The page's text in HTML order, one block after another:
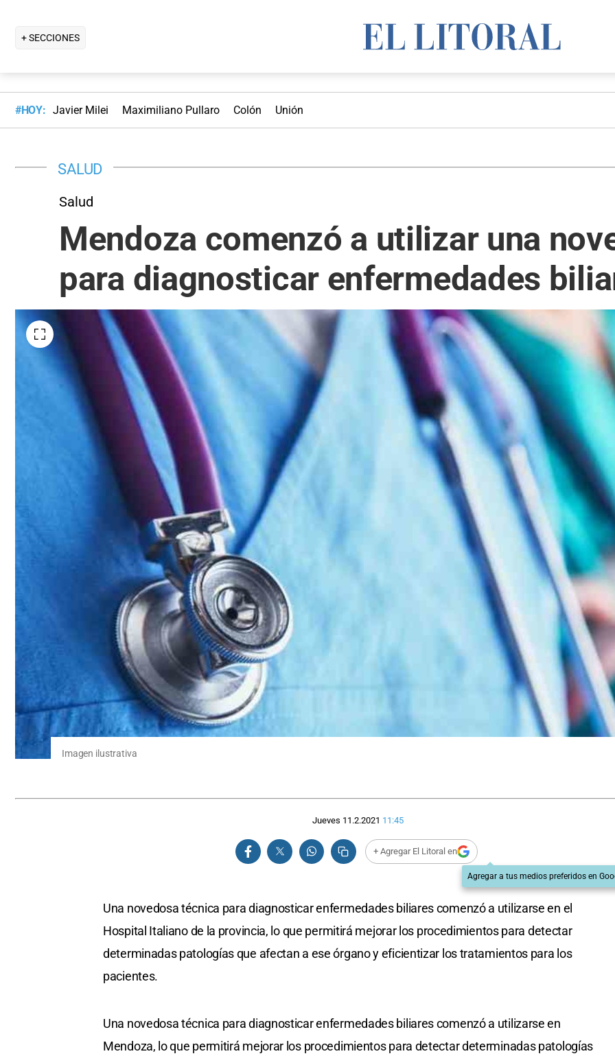
+ SECCIONES
#HOY: Javier Milei Maximiliano Pullaro Colón Unión
SALUD
Salud
Mendoza comenzó a utilizar una
para diagnosticar enfermedades
Imagen ilustrativa
Jueves 11.2.2021 11:45
+ Agregar El Litoral en
Agregar a tus medios preferidos en
Una novedosa técnica para diagnosticar enfermedades biliares comenzó a utilizarse en el
Hospital Italiano de la provincia, lo que permitirá mejorar los procedimientos para detectar
determinadas patologías que afectan a ese órgano y eficientizar los tratamientos para los
pacientes.
Una novedosa técnica para diagnosticar enfermedades biliares comenzó a utilizarse en
Mendoza, lo que permitirá mejorar los procedimientos para detectar determinadas patologías